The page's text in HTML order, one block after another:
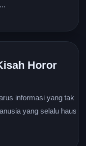
Horor
informasi yang tak
yang selalu haus